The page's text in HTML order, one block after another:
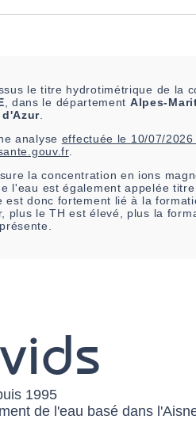
le titre hydrotimétrique de la
, dans le département Alpes-
d'Azur.
analyse effectuée le 10/07/
.
la concentration en ions
l'eau est également appelée
est donc fortement lié à la
plus le TH est élevé, plus la
1995
de l'eau basé dans